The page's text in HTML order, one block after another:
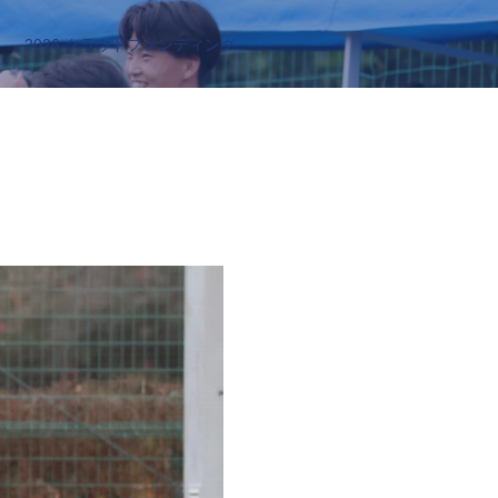
2026 クラウドファンディング